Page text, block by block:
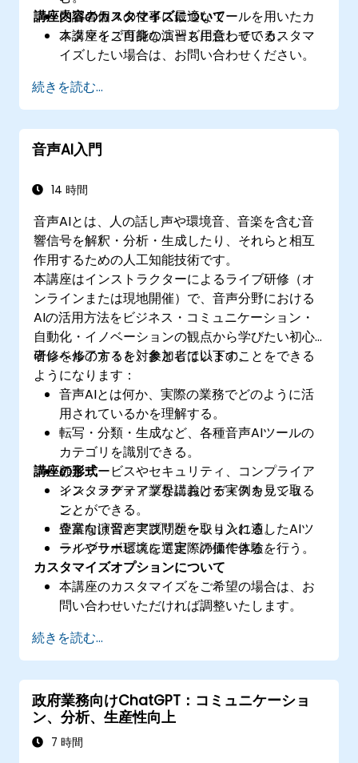
受講者個々の仕事に最適なツールを用いたカ
スタマイズ可能な演習も用意している。
講座内容のカスタマイズについて
本講座をご自身のニーズに合わせてカスタマ
イズしたい場合は、お問い合わせください。
続きを読む...
音声AI入門
14 時間
音声AIとは、人の話し声や環境音、音楽を含む音
響信号を解釈・分析・生成したり、それらと相互
作用するための人工知能技術です。
本講座はインストラクターによるライブ研修（オ
ンラインまたは現地開催）で、音声分野における
AIの活用方法をビジネス・コミュニケーション・
自動化・イノベーションの観点から学びたい初心
者レベルの方々を対象としています。
研修を修了すると、参加者は以下のことをできる
ようになります：
音声AIとは何か、実際の業務でどのように活
用されているかを理解する。
転写・分類・生成など、各種音声AIツールの
カテゴリを識別できる。
顧客サービスやセキュリティ、コンプライア
ンス、メディア業界における実例を見て取る
ことができる。
企業向け音声アプリケーションに適したAIツ
ールやサービスを選定・評価できる。
講座の形式
インタラクティブな講義とディスカッショ
ン。
豊富な演習と実践問題を取り入れる。
ライブラボ環境にて実際の操作体験を行う。
カスタマイズオプションについて
本講座のカスタマイズをご希望の場合は、お
問い合わせいただければ調整いたします。
続きを読む...
政府業務向けChatGPT：コミュニケーショ
ン、分析、生産性向上
7 時間